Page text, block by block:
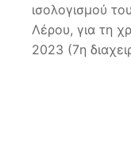
ισολογισμού
Λέρου, για τη
2023 (7η